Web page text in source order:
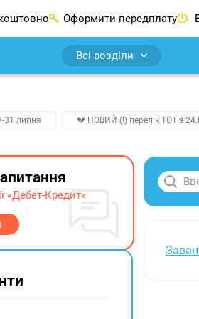
Оформити передплату
Всі розділи
31 липня 💔 НОВИЙ (!) перелік ТОТ з
«Дебет-Кредит»